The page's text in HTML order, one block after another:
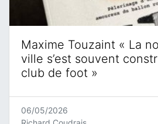
Maxime Touzaint « La
ville s’est souvent
club de foot »
06/05/2026